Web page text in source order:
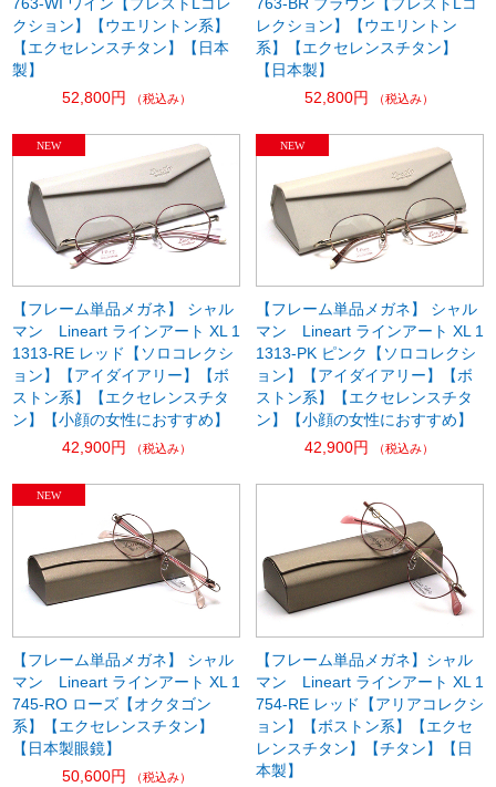
クション】【ウエリントン系】
【エクセレンスチタン】【日本
製】
52,800円
（税込み）
レクション】【ウエリントン
系】【エクセレンスチタン】
【日本製】
52,800円
（税込み）
【フレーム単品メガネ】 シャル
マン Lineart ラインアート XL 1
1313-RE レッド【ソロコレクシ
ョン】【アイダイアリー】【ボ
ストン系】【エクセレンスチタ
ン】【小顔の女性におすすめ】
42,900円
（税込み）
【フレーム単品メガネ】 シャル
マン Lineart ラインアート XL 1
1313-PK ピンク【ソロコレクシ
ョン】【アイダイアリー】【ボ
ストン系】【エクセレンスチタ
ン】【小顔の女性におすすめ】
42,900円
（税込み）
【フレーム単品メガネ】 シャル
マン Lineart ラインアート XL 1
745-RO ローズ【オクタゴン
系】【エクセレンスチタン】
【日本製眼鏡】
50,600円
（税込み）
【フレーム単品メガネ】シャル
マン Lineart ラインアート XL 1
754-RE レッド【アリアコレクシ
ョン】【ボストン系】【エクセ
レンスチタン】【チタン】【日
本製】